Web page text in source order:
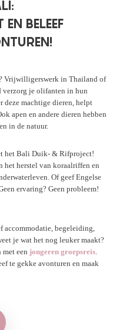
BELEEF
Vrijwilligerswerk in Thailand of
verzorg je olifanten in hun
deze machtige dieren, helpt
apen en andere dieren hebben
in de natuur.
het Bali Duik- & Rifproject!
het herstel van koraalriffen en
Of geef Engelse
ervaring? Geen probleem!
begeleiding,
je wat het nog leuker maakt?
een jongeren groepsreis
te gekke avonturen en maak